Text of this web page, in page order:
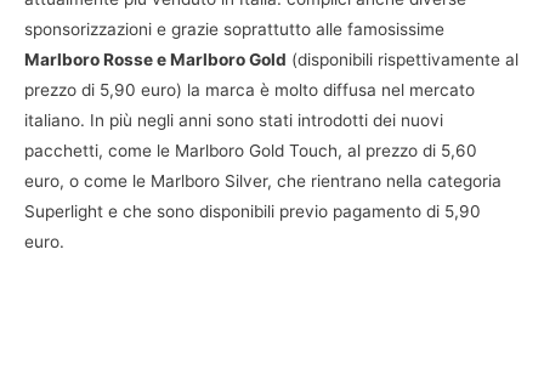
sponsorizzazioni e grazie soprattutto alle famosissime
Marlboro Rosse e Marlboro Gold (disponibili rispettivamente al
prezzo di 5,90 euro) la marca è molto diffusa nel mercato
italiano. In più negli anni sono stati introdotti dei nuovi
pacchetti, come le Marlboro Gold Touch, al prezzo di 5,60
euro, o come le Marlboro Silver, che rientrano nella categoria
Superlight e che sono disponibili previo pagamento di 5,90
euro.